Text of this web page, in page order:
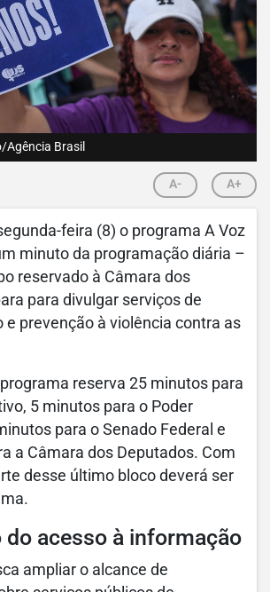
Brasil
A- A+
feira (8) o programa A Voz
minuto da programação diária –
reservado à Câmara dos
para divulgar serviços de
prevenção à violência contra as
reserva 25 minutos para
5 minutos para o Poder
para o Senado Federal e
a Câmara dos Deputados. Com
desse último bloco deverá ser
acesso à informação
ampliar o alcance de